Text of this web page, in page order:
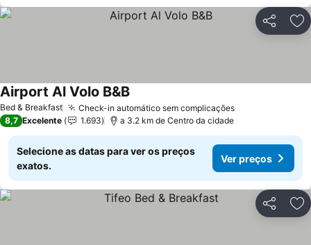
Partilhar
Bed & Breakfast Check-in automático sem complicaçõesVer preços
Airport Al Volo B&BVer preços
8,7 Excelente 1.693 a 3.2 km de Centro da cidade
Selecione as datas para ver os preços
exatos.
Ver preços
Partilhar